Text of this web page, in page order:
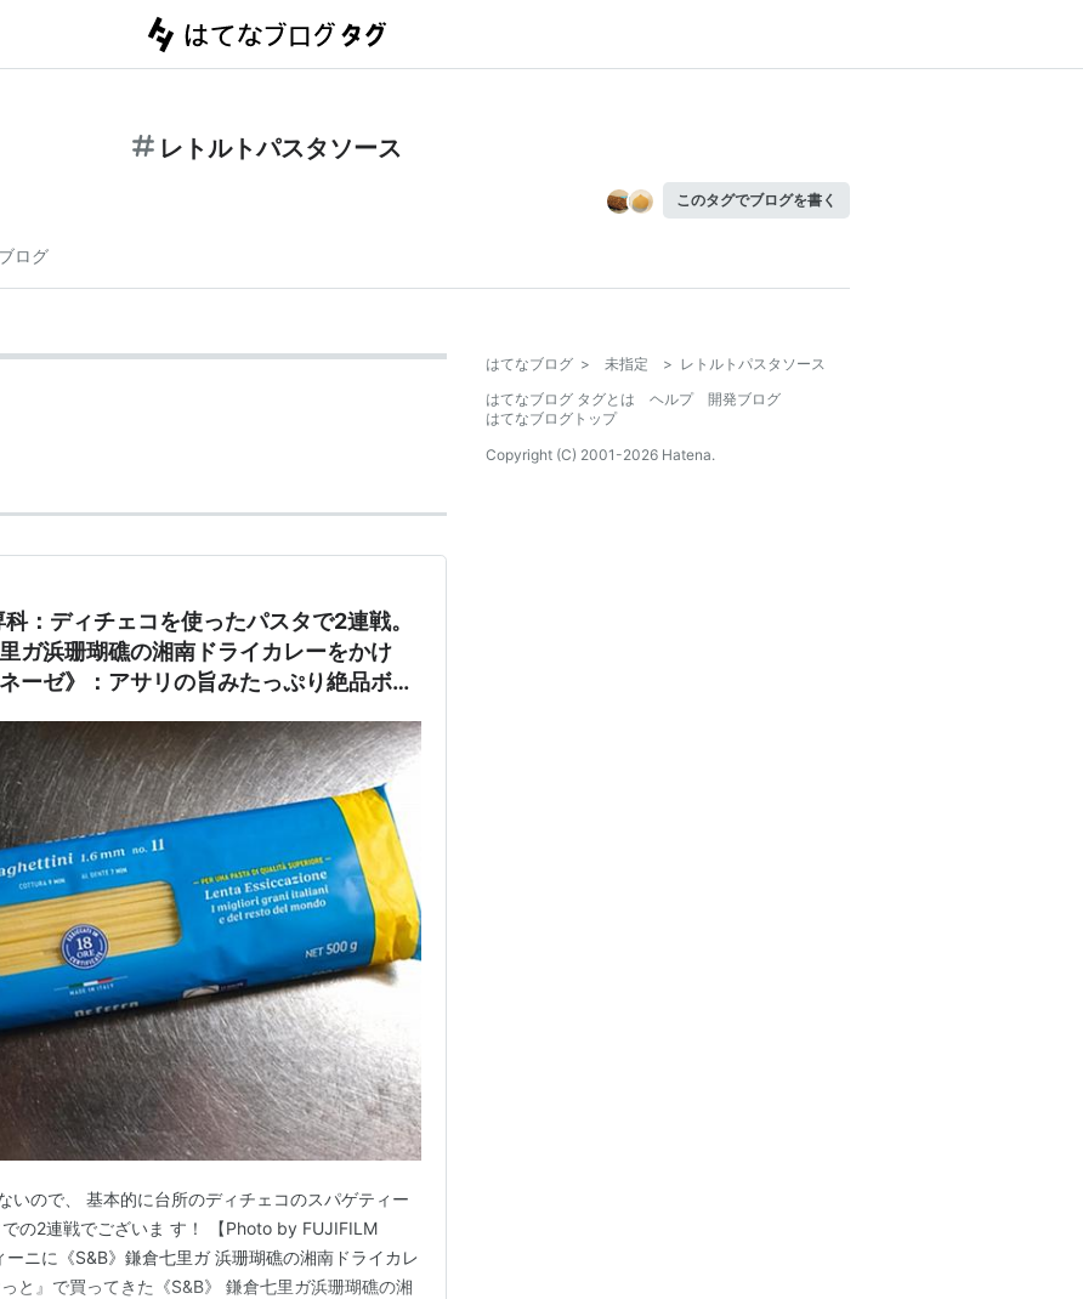
レトルトパスタソース
このタグでブログを書く
ログ
：ディチェコを使ったパスタで2連戦。
ガ浜珊瑚礁の湘南ドライカレーをかけ
ーゼ》：アサリの旨みたっぷり絶品ボン
いので、 基本的に台所のディチェコのスパゲティー
の2連戦でございま す！ 【Photo by FUJIFILM
ニに《S&B》鎌倉七里ガ 浜珊瑚礁の湘南ドライカレ
と』で買ってきた《S&B》 鎌倉七里ガ浜珊瑚礁の湘
はてなブログ > 未指定 > レトルトパスタソース
はてなブログ タグとは
ヘルプ
開発ブログ
はてなブログトップ
Copyright (C) 2001-2026 Hatena.